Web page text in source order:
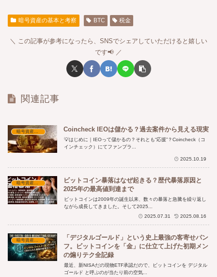
暗号資産の基本と考察 BTC 税金
この記事が参考になったら、SNSでシェアしていただけると嬉しい
です📢
関連記事
Coincheck IEOは儲かる？過去案件から見える現実
💡はじめに｜IEOって儲かるの？それとも“応援”？Coincheck（コ
インチェック）にてファンプラ...
2025.10.19
ビットコイン暴落はなぜ起きる？歴代暴落原因と
2025年の最高値到達まで
ビットコインは2009年の誕生以来、数々の暴落と急騰を繰り返し
ながら成長してきました。そして2025...
2025.07.31
2025.08.16
「デジタルゴールド」という史上最強の客寄せパン
フ。ビットコインを「金」に仕立て上げた初期メン
の煽りテク全記録
最近、新NISAだの現物ETF承認だので、ビットコインを デジタル
ゴールド と呼ぶのが当たり前の空気...